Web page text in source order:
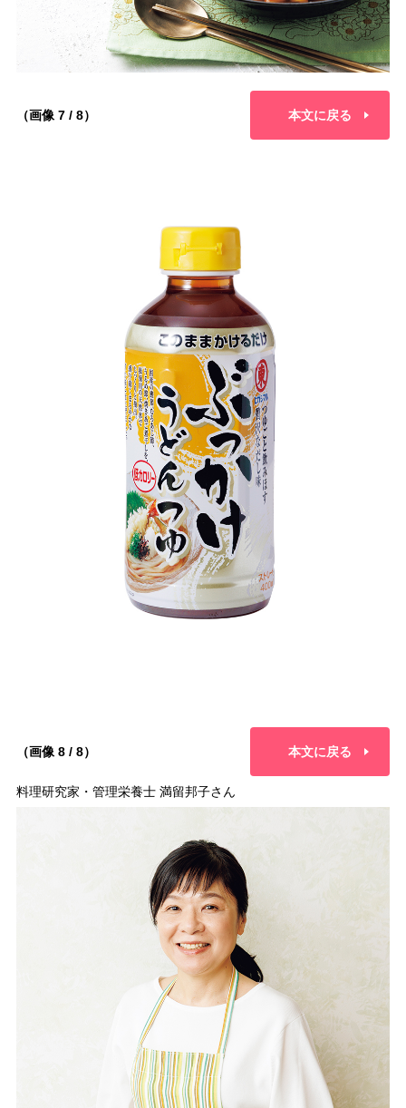
（画像 7 / 8） 本文に戻る
（画像 8 / 8） 本文に戻る
料理研究家・管理栄養士 満留邦子さん